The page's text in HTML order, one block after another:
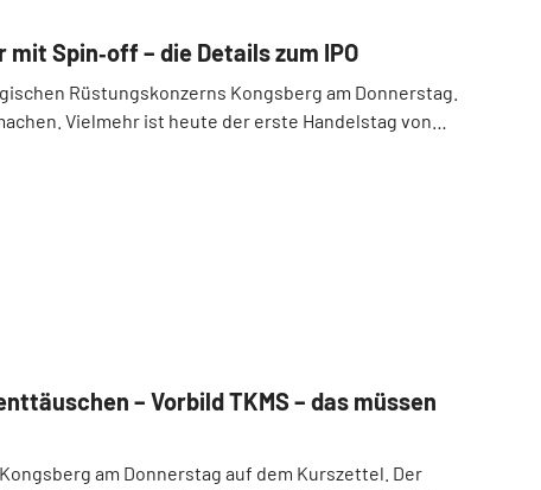
Spin‑off – die Details zum IPO
Rüstungskonzerns Kongsberg am Donnerstag.
Vielmehr ist heute der erste Handelstag von
– Vorbild TKMS – das müssen
am Donnerstag auf dem Kurszettel. Der